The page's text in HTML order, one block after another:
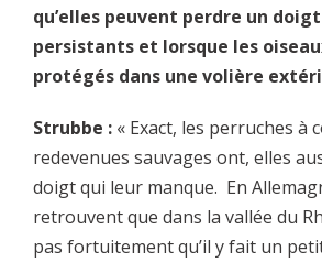
qu’elles peuvent perdre un
persistants et lorsque les
protégés dans une volière
Strubbe : « Exact, les perruches à
redevenues sauvages ont, elles
doigt qui leur manque. En
retrouvent que dans la vallée du
pas fortuitement qu’il y fait un